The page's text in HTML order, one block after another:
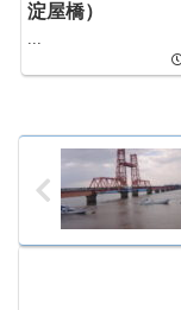
淀屋橋）
...